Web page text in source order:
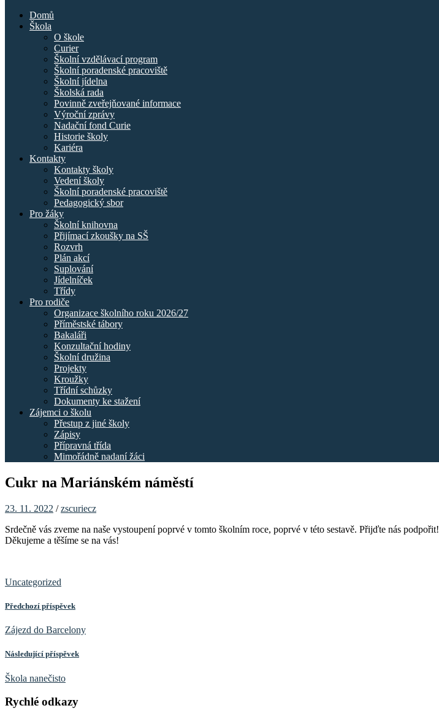
Domů
Škola
O škole
Curier
Školní vzdělávací program
Školní poradenské pracoviště
Školní jídelna
Školská rada
Povinně zveřejňované informace
Výroční zprávy
Nadační fond Curie
Historie školy
Kariéra
Kontakty
Kontakty školy
Vedení školy
Školní poradenské pracoviště
Pedagogický sbor
Pro žáky
Školní knihovna
Přijímací zkoušky na SŠ
Rozvrh
Plán akcí
Suplování
Jídelníček
Třídy
Pro rodiče
Organizace školního roku 2026/27
Příměstské tábory
Bakaláři
Konzultační hodiny
Školní družina
Projekty
Kroužky
Třídní schůzky
Dokumenty ke stažení
Zájemci o školu
Přestup z jiné školy
Zápisy
Přípravná třída
Mimořádně nadaní žáci
Cukr na Mariánském náměstí
23. 11. 2022 /zscuriecz
Srdečně vás zveme na naše vystoupení poprvé v tomto školním roce, poprvé v této sestavě. Přijďte nás podpořit!
Děkujeme a těšíme se na vás!
Uncategorized
Předchozí příspěvek
Zájezd do Barcelony
Následující příspěvek
Škola nanečisto
Rychlé odkazy